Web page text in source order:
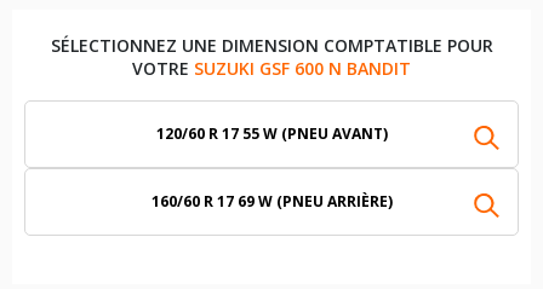
SÉLECTIONNEZ UNE DIMENSION COMPTATIBLE POUR
VOTRE SUZUKI GSF 600 N BANDIT
120/60 R 17 55 W (PNEU AVANT)
160/60 R 17 69 W (PNEU ARRIÈRE)